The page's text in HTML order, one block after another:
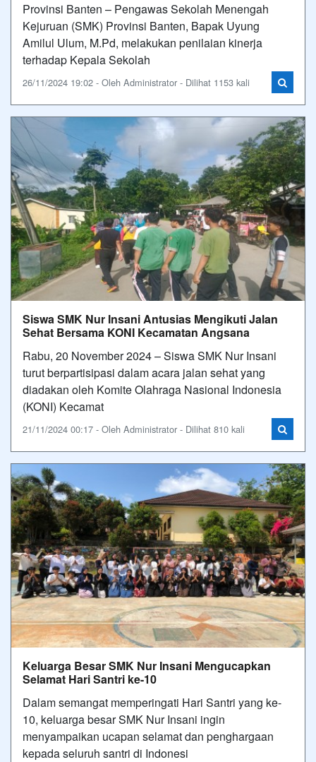
Provinsi Banten – Pengawas Sekolah Menengah
Kejuruan (SMK) Provinsi Banten, Bapak Uyung
Amilul Ulum, M.Pd, melakukan penilaian kinerja
terhadap Kepala Sekolah
26/11/2024 19:02 - Oleh Administrator - Dilihat 1153 kali
Siswa SMK Nur Insani Antusias Mengikuti Jalan
Sehat Bersama KONI Kecamatan Angsana
Rabu, 20 November 2024 – Siswa SMK Nur Insani
turut berpartisipasi dalam acara jalan sehat yang
diadakan oleh Komite Olahraga Nasional Indonesia
(KONI) Kecamat
21/11/2024 00:17 - Oleh Administrator - Dilihat 810 kali
Keluarga Besar SMK Nur Insani Mengucapkan
Selamat Hari Santri ke-10
Dalam semangat memperingati Hari Santri yang ke-
10, keluarga besar SMK Nur Insani ingin
menyampaikan ucapan selamat dan penghargaan
kepada seluruh santri di Indonesi